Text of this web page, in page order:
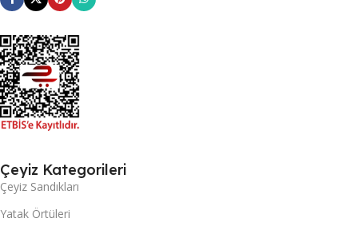
Çeyiz Kategorileri
Çeyiz Sandıkları
Yatak Örtüleri